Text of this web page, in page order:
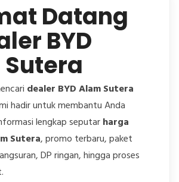
Datang
BYD
dealer BYD Alam Sutera
hadir untuk membantu Anda
lengkap seputarharga
Sutera, promo terbaru, paket
DP ringan, hingga proses